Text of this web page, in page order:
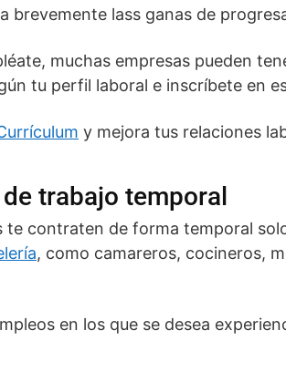
brevemente lass ganas de
muchas empresas pueden
tu perfil laboral e inscríbete en
y mejora tus relaciones
trabajo temporal
te contraten de forma temporal
, como camareros, cocineros,
en los que se desea